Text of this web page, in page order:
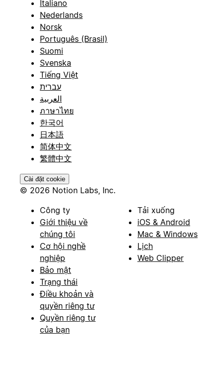
Italiano
Nederlands
Norsk
Português (Brasil)
Suomi
Svenska
Tiếng Việt
עברית
العربية
ภาษาไทย
한국어
日本語
简体中文
繁體中文
Cài đặt cookie
© 2026 Notion Labs, Inc.
Công ty
Giới thiệu về
chúng tôi
Cơ hội nghề
nghiệp
Bảo mật
Trạng thái
Điều khoản và
quyền riêng tư
Quyền riêng tư
của bạn
Tải xuống
iOS & Android
Mac & Windows
Lịch
Web Clipper